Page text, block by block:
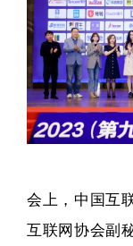
会上，中国互
互联网协会副